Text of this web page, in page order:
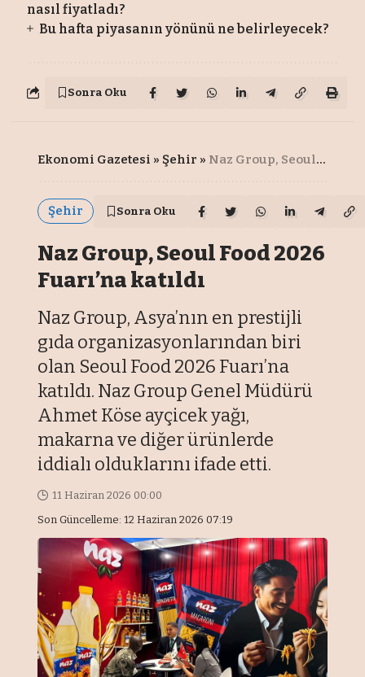
nasıl fiyatladı?
Bu hafta piyasanın yönünü ne belirleyecek?
Sonra Oku
Ekonomi Gazetesi » Şehir » Naz Group, Seoul Food 2026 Fuarı’na katıldı
Şehir Sonra Oku
Naz Group, Seoul Food 2026
Fuarı’na katıldı
Naz Group, Asya’nın en prestijli
gıda organizasyonlarından biri
olan Seoul Food 2026 Fuarı’na
katıldı. Naz Group Genel Müdürü
Ahmet Köse ayçicek yağı,
makarna ve diğer ürünlerde
iddialı olduklarını ifade etti.
Son Güncelleme: 12 Haziran 2026 07:19
11 Haziran 2026 00:00